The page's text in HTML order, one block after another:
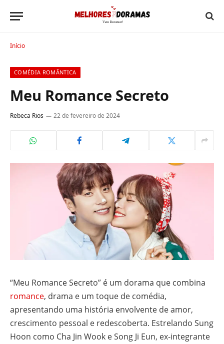
Início
COMÉDIA ROMÂNTICA
Meu Romance Secreto
Rebeca Rios 22 de fevereiro de 2024
“Meu Romance Secreto” é um dorama que combina
romance, drama e um toque de comédia,
apresentando uma história envolvente de amor,
crescimento pessoal e redescoberta. Estrelando Sung
Hoon como Cha Jin Wook e Song Ji Eun, ex-integrante